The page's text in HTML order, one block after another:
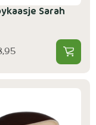
Sarah